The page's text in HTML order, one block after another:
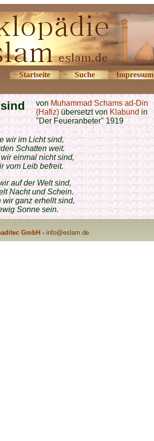
Startseite Suche Impressum
vonMuhammad Schams ad-Din
(Hafiz)übersetzt vonKlabundin
"Der Feueranbeter" 1919
wir im Licht sind,
Schatten weit.
einmal nicht sind,
vom Leib befreit.
auf der Welt sind,
Nacht und Schein.
wir ganz erhellt sind,
Sonne sein.
GmbH - info@eslam.de